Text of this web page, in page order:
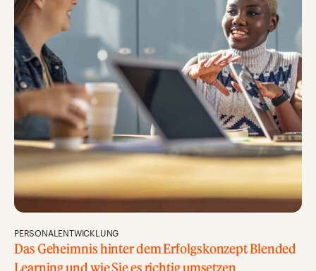
PERSONALENTWICKLUNG
Das Geheimnis hinter dem Erfolgskonzept Blended
Learning und wie Sie es richtig umsetzen